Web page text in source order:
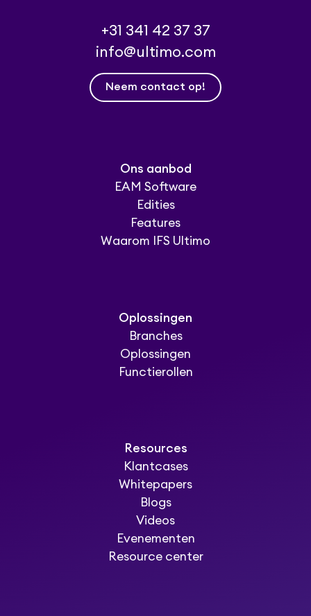
+31 341 42 37 37
info@ultimo.com
Neem contact op!
Ons aanbod
EAM Software
Edities
Features
Waarom IFS Ultimo
Oplossingen
Branches
Oplossingen
Functierollen
Resources
Klantcases
Whitepapers
Blogs
Videos
Evenementen
Resource center